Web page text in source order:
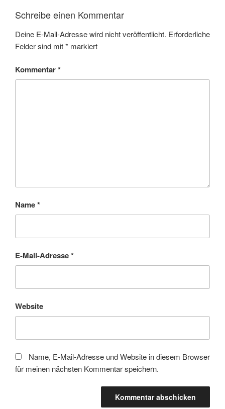
Schreibe einen Kommentar
Deine E-Mail-Adresse wird nicht veröffentlicht. Erforderliche
Felder sind mit* markiert
Kommentar*
Name*
E-Mail-Adresse*
Website
Name, E-Mail-Adresse und Website in diesem Browser
für meinen nächsten Kommentar speichern.